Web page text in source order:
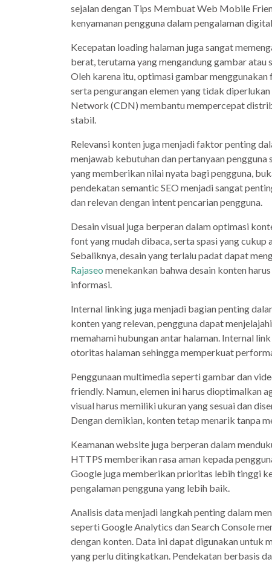
sejalan dengan Tips Membuat Web Mobile
kenyamanan pengguna dalam pengalaman digital.
Kecepatan loading halaman juga sangat
berat, terutama yang mengandung gambar
Oleh karena itu, optimasi gambar
serta pengurangan elemen yang tidak
Network (CDN) membantu mempercepat
stabil.
Relevansi konten juga menjadi faktor penting
menjawab kebutuhan dan pertanyaan
yang memberikan nilai nyata bagi pengguna,
pendekatan semantic SEO menjadi sangat
dan relevan dengan intent pencarian pengguna.
Desain visual juga berperan dalam optimasi
font yang mudah dibaca, serta spasi yang cukup
Sebaliknya, desain yang terlalu padat dapat
Rajaseo menekankan bahwa desain konten
informasi.
Internal linking juga menjadi bagian penting
konten yang relevan, pengguna dapat
memahami hubungan antar halaman. Internal
otoritas halaman sehingga memperkuat
Penggunaan multimedia seperti gambar dan
friendly. Namun, elemen ini harus dioptimalkan
visual harus memiliki ukuran yang sesuai dan
Dengan demikian, konten tetap menarik tanpa
Keamanan website juga berperan dalam
HTTPS memberikan rasa aman kepada
Google juga memberikan prioritas lebih tinggi
pengalaman pengguna yang lebih baik.
Analisis data menjadi langkah penting dalam
seperti Google Analytics dan Search Console
dengan konten. Data ini dapat digunakan
yang perlu ditingkatkan. Pendekatan berbasis